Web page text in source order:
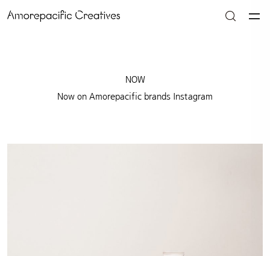
NOW
Now on Amorepacific brands Instagram